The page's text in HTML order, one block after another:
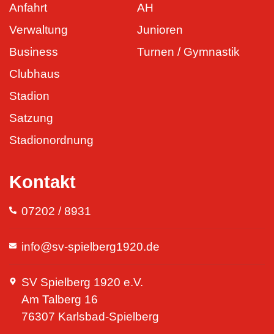
Anfahrt
Verwaltung
Business
Clubhaus
Stadion
Satzung
Stadionordnung
AH
Junioren
Turnen / Gymnastik
Kontakt
07202 / 8931
info@sv-spielberg1920.de
SV Spielberg 1920 e.V.
Am Talberg 16
76307 Karlsbad-Spielberg